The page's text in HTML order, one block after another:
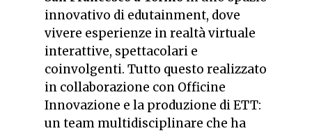
innovativo di edutainment, dove
vivere esperienze in realtà virtuale
interattive, spettacolari e
coinvolgenti. Tutto questo realizzato
in collaborazione con Officine
Innovazione e la produzione di ETT:
un team multidisciplinare che ha